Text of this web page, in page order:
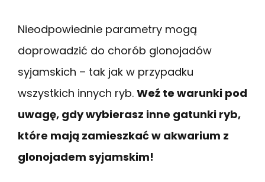
Nieodpowiednie parametry mogą
doprowadzić do chorób glonojadów
syjamskich – tak jak w przypadku
wszystkich innych ryb. Weź te warunki pod
uwagę, gdy wybierasz inne gatunki ryb,
które mają zamieszkać w akwarium z
glonojadem syjamskim!